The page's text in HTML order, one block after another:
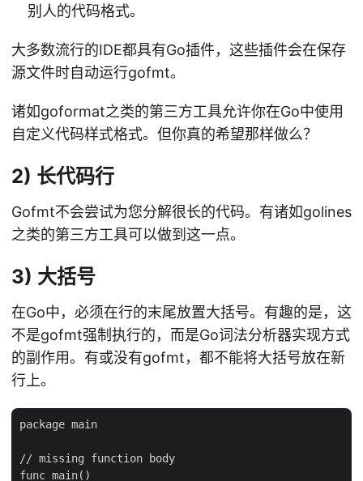
别人的代码格式。
大多数流行的IDE都具有Go插件，这些插件会在保存
源文件时自动运行gofmt。
诸如goformat之类的第三方工具允许你在Go中使用
自定义代码样式格式。但你真的希望那样做么？
2) 长代码行
Gofmt不会尝试为您分解很长的代码。有诸如golines
之类的第三方工具可以做到这一点。
3) 大括号
在Go中，必须在行的末尾放置大括号。有趣的是，这
不是gofmt强制执行的，而是Go词法分析器实现方式
的副作用。有或没有gofmt，都不能将大括号放在新
行上。
package main
// missing function body
func main()